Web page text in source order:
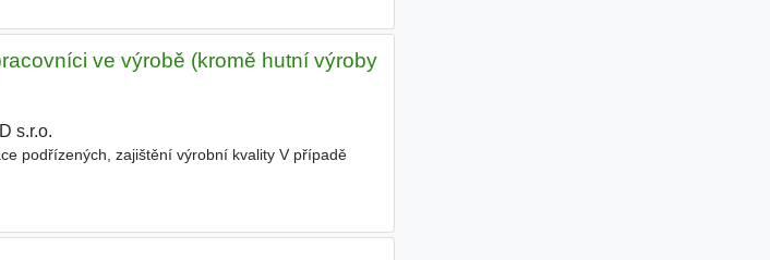
ve výrobě (kromě hutní výroby
s.r.o.
podřízených, zajištění výrobní kvality V případě